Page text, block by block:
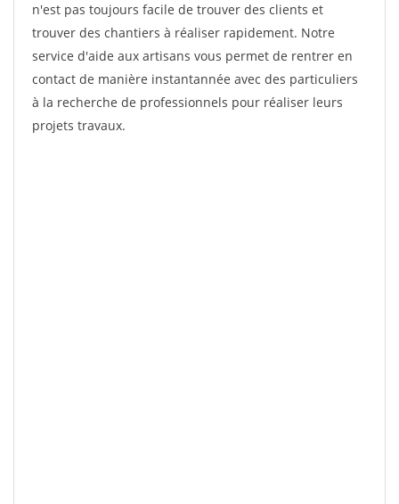
n'est pas toujours facile de trouver des clients et
trouver des chantiers à réaliser rapidement. Notre
service d'aide aux artisans vous permet de rentrer en
contact de manière instantannée avec des particuliers
à la recherche de professionnels pour réaliser leurs
projets travaux.